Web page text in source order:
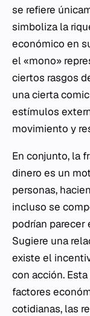
se refiere
simboliza la
económico en
el «mono»
ciertos rasgos
una cierta
estímulos
movimiento y
En conjunto, la
dinero es un
personas,
incluso se
podrían parecer
Sugiere una
existe el
con acción.
factores
cotidianas, las